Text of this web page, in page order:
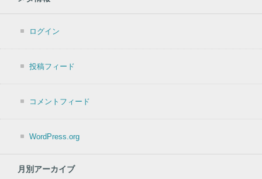
ログイン
投稿フィード
コメントフィード
WordPress.org
月別アーカイブ